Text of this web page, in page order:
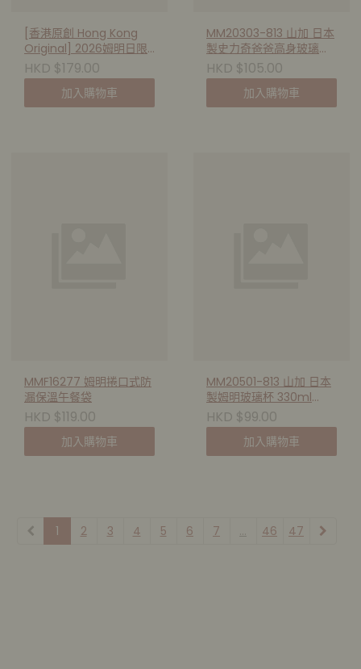
[香港原創 Hong Kong
Original] 2026姆明日限
量版 T-shirt 233239
HKD $179.00
加入購物車
MM20303-813 山加 日本
製史力奇爸爸高身玻璃杯
420ml
HKD $105.00
加入購物車
MMF16277 姆明捲口式防
漏保溫午餐袋
HKD $119.00
加入購物車
MM20501-813 山加 日本
製姆明玻璃杯 330ml
(Coffee Time)
HKD $99.00
加入購物車
1 2 3 4 5 6 7 ... 46 47